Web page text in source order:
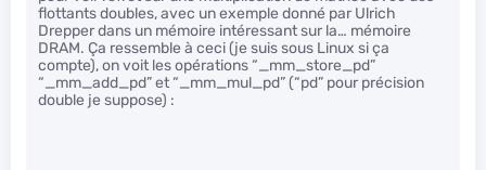
flottants doubles, avec un exemple donné par Ulrich
Drepper dans un mémoire intéressant sur la… mémoire
DRAM. Ça ressemble à ceci (je suis sous Linux si ça
compte), on voit les opérations “_mm_store_pd”
“_mm_add_pd” et “_mm_mul_pd” (“pd” pour précision
double je suppose) :